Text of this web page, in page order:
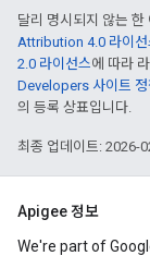
달리 명시되지 않는 한
Attribution 4.0 라이선
2.0 라이선스에 따라
Developers 사이트 정
의 등록 상표입니다.
최종 업데이트: 2026-
Apigee 정보
We're part of